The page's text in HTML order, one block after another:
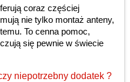
coraz częściej
nie tylko montaż anteny,
To cenna pomoc,
się pewnie w świecie
niepotrzebny dodatek ?